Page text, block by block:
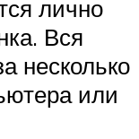
лично
Вся
несколько
или